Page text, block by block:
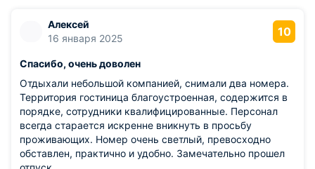
Алексей
16 января 2025
10
Спасибо, очень доволен
Отдыхали небольшой компанией, снимали два номера.
Территория гостиница благоустроенная, содержится в
порядке, сотрудники квалифицированные. Персонал
всегда старается искренне вникнуть в просьбу
проживающих. Номер очень светлый, превосходно
обставлен, практично и удобно. Замечательно прошел